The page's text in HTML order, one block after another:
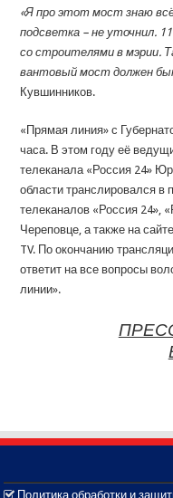
«Я про этот мост знаю
подсветка – не уточнил.
со строителями в мэрии.
вантовый мост должен
Кувшинников.
«Прямая линия» с
часа. В этом году её
телеканала «Россия 24»
области транслировался
телеканалов «Россия 24»,
Череповце, а также на
TV. По окончанию
ответит на все вопросы
линии».
Политика обработки и